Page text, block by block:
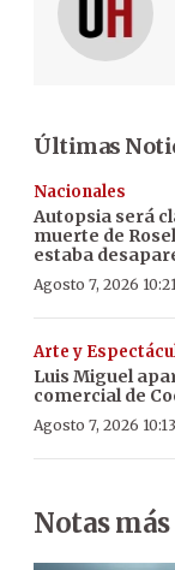
Últimas
Nacionales
Autopsia será
muerte de
estaba
Agosto 7, 2026
Arte y
Luis Miguel
comercial de
Agosto 7, 2026
Notas